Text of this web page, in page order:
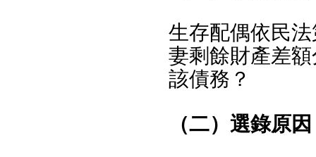
生存配偶依民
妻剩餘財產差
該債務？
（二）選錄原因